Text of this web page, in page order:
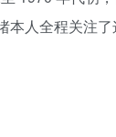
本人全程关注了